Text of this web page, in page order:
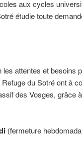
aux cycles
étudie toute
attentes et
du Sotré ont à
des Vosges, grâce
(fermeture